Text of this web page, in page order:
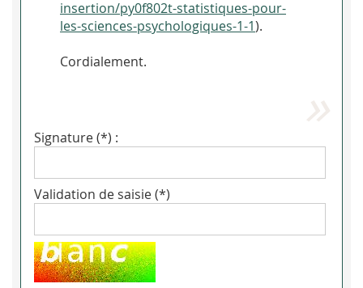
insertion/py0f802t-statistiques-pour-
les-sciences-psychologiques-1-1).
Cordialement.
Signature (*) :
Validation de saisie (*)